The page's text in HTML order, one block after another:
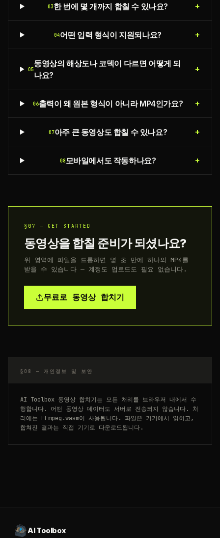
03한 번에 몇 개까지 합칠 수 있나요? +
04어떤 입력 형식이 지원되나요? +
05
동영상의 해상도나 코덱이 다르면 어떻게 되
나요?
+
06출력이 왜 원본 형식이 아니라 MP4인가요? +
07아주 큰 동영상도 합칠 수 있나요? +
08모바일에서도 작동하나요? +
§07 — GET STARTED
동영상을 합칠 준비가 되셨나요?
위 영역에 파일을 드롭하면 몇 초 만에 하나의 MP4를
받을 수 있습니다 — 계정도 업로드도 필요 없습니다.
무료로 동영상 합치기
§08 — 개인정보 및 보안
AI Toolbox 동영상 합치기는 모든 처리를 브라우저 내에서 수
행합니다. 어떤 동영상 데이터도 서버로 전송되지 않습니다. 처
리에는 FFmpeg.wasm이 사용됩니다. 파일은 기기에서 읽히고,
합쳐진 결과는 직접 기기로 다운로드됩니다.
AI Toolbox